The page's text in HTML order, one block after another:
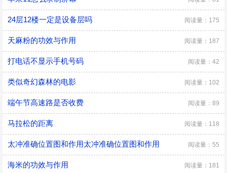
24层12楼一定是设备层吗 阅读量：175
天麻粉的功效与作用 阅读量：187
打电话不显示手机号码 阅读量：42
类似奇幻森林的电影 阅读量：102
端午节高速路是否收费 阅读量：89
马拉松的距离 阅读量：118
太冲准确位置图和作用太冲准确位置图和作用 阅读量：55
海米的功效与作用 阅读量：181